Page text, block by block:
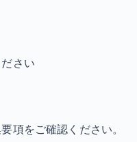
さい
項をご確認ください。